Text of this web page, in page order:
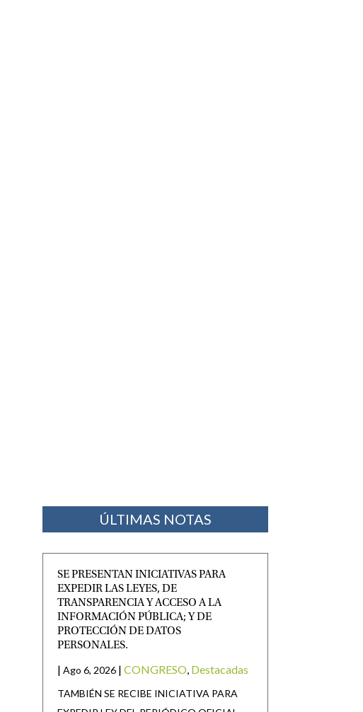
ÚLTIMAS NOTAS
SE PRESENTAN INICIATIVAS PARA
EXPEDIR LAS LEYES, DE
TRANSPARENCIA Y ACCESO A LA
INFORMACIÓN PÚBLICA; Y DE
PROTECCIÓN DE DATOS
PERSONALES.
| Ago 6, 2026 | CONGRESO, Destacadas
TAMBIÉN SE RECIBE INICIATIVA PARA